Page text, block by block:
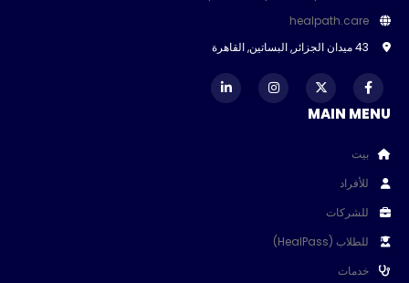
healpath.care
43 ميدان الجزائر, البساتين, القاهرة
MAIN MENU
بيت
للأفراد
للشركات
للطلاب (HealPass)
خدمات